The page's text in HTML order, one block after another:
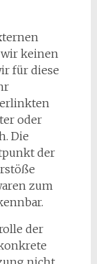
wir keinen
für diese
oder
Die
der
zum
der